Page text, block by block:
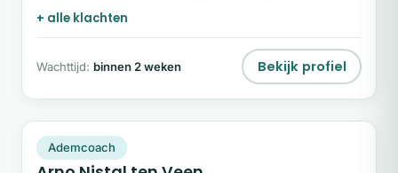
+ alle klachten
Wachttijd: binnen 2 weken Bekijk profiel
Plek beschikbaar
Ademcoach